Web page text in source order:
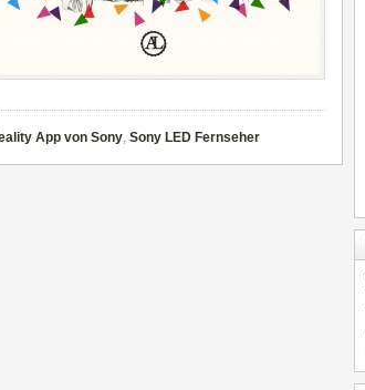
App von Sony, Sony LED Fernseher